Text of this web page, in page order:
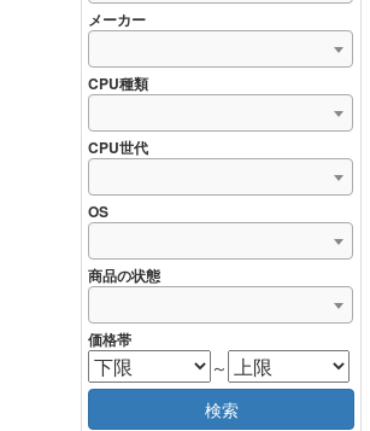
メーカー
CPU種類
CPU世代
OS
商品の状態
価格帯
～
検索